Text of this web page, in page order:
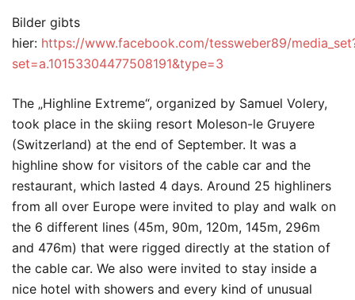
Bilder gibts
hier: https://www.facebook.com/tessweber89/
set=a.10153304477508191&type=3
The „Highline Extreme“, organized by Samuel Volery,
took place in the skiing resort Moleson-le Gruyere
(Switzerland) at the end of September. It was a
highline show for visitors of the cable car and the
restaurant, which lasted 4 days. Around 25 highliners
from all over Europe were invited to play and walk on
the 6 different lines (45m, 90m, 120m, 145m, 296m
and 476m) that were rigged directly at the station of
the cable car. We also were invited to stay inside a
nice hotel with showers and every kind of unusual